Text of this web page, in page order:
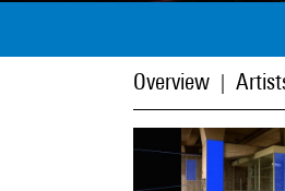
Overview